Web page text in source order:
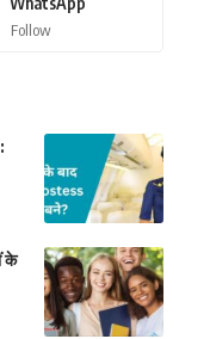
Follow
के